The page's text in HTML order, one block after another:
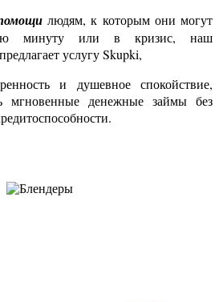
людям, к которым они могут
минуту или в кризис, наш
услугу Skupki,
и душевное спокойствие,
мгновенные денежные займы без